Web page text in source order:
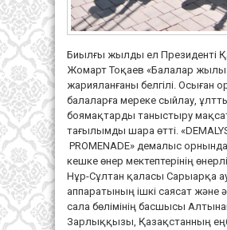
Биылғы жылды ел Президенті
Жомарт Тоқаев «Балалар
жарияланғаны белгілі. Осыған
балаларға мереке сыйлау,
боямақтарды таныстыру
тағылымды шара өтті.
PROMENADE» демалыс
кешке өнер мектептерінің
Нұр-Сұлтан қаласы Сарыарқа
аппаратының ішкі саясат және
сала бөлімінің басшысы
Зарлыққызы, Қазақстанның